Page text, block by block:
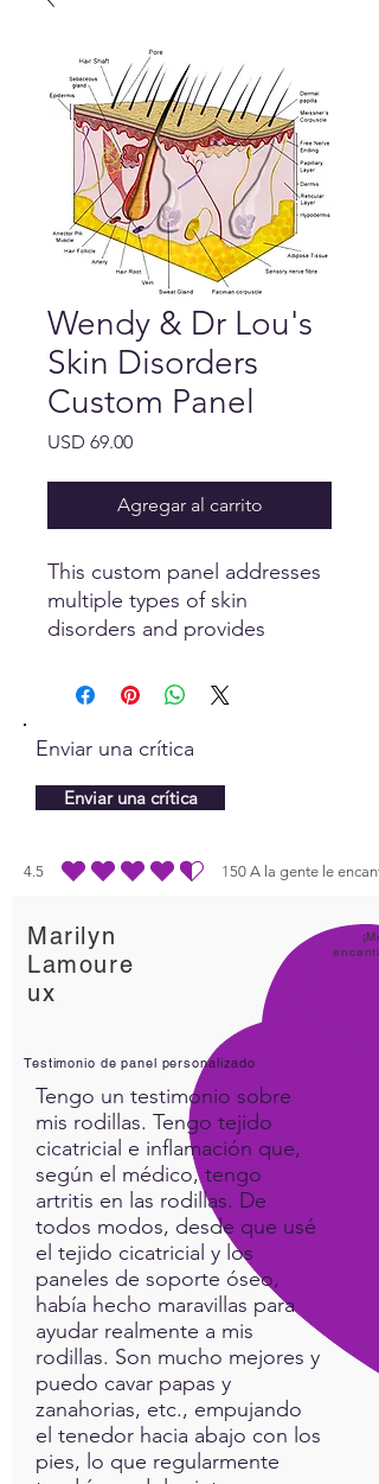
Wendy & Dr Lou's
Skin Disorders
Custom Panel
USD 69.00Precio
Agregar al carrito
This custom panel addresses
multiple types of skin
disorders and provides
repairing damage and
skin.
Enviar una crítica
Enviar una crítica
4.5 150 A la gente le
la calificación promedio es 4.5 de 5, basada en 150
Marilyn
Lamoure
ux
¡Me
encanta
Testimonio de panel personalizado
Tengo un testimonio sobre
mis rodillas. Tengo tejido
cicatricial e inflamación que,
según el médico, tengo
artritis en las rodillas. De
todos modos, desde que usé
el tejido cicatricial y los
paneles de soporte óseo,
había hecho maravillas para
ayudar realmente a mis
rodillas. Son mucho mejores y
puedo cavar papas y
zanahorias, etc., empujando
el tenedor hacia abajo con los
pies, lo que regularmente